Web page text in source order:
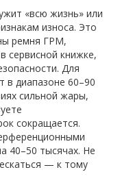
«всю жизнь» или
износа. Это
ремня ГРМ,
сервисной книжке,
. Для
диапазоне 60–90
сильной жары,
сокращается.
40–50 тысячах. Не
— к тому